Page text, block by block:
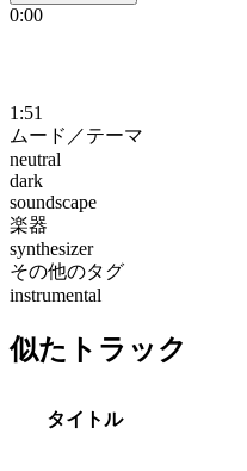
0:00
1:51
ムード／テーマ
neutral
dark
soundscape
楽器
synthesizer
その他のタグ
instrumental
似たトラック
タイトル